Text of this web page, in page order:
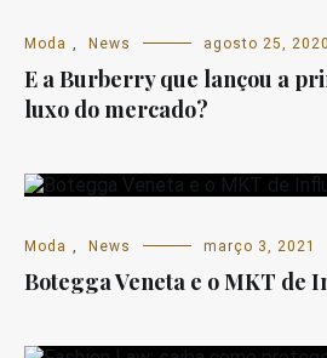
Moda News agosto 25, 2020
E a Burberry que lançou a
luxo do mercado?
Moda News março 3, 2021
Botegga Veneta e o MKT de